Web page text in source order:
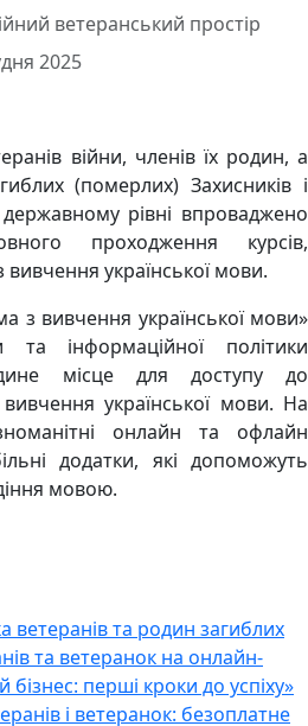
ветеранський простір
2025
війни, членів їх родин, а
(померлих) Захисників і
рівні впроваджено
проходження курсів,
української мови.
з вивчення української мови»
та інформаційної політики
місце для доступу до
української мови. На
онлайн та офлайн
додатки, які допоможуть
мовою.
ветеранів та родин загиблих
та ветеранок на онлайн-
бізнес: перші кроки до успіху»
і ветеранок: безоплатне